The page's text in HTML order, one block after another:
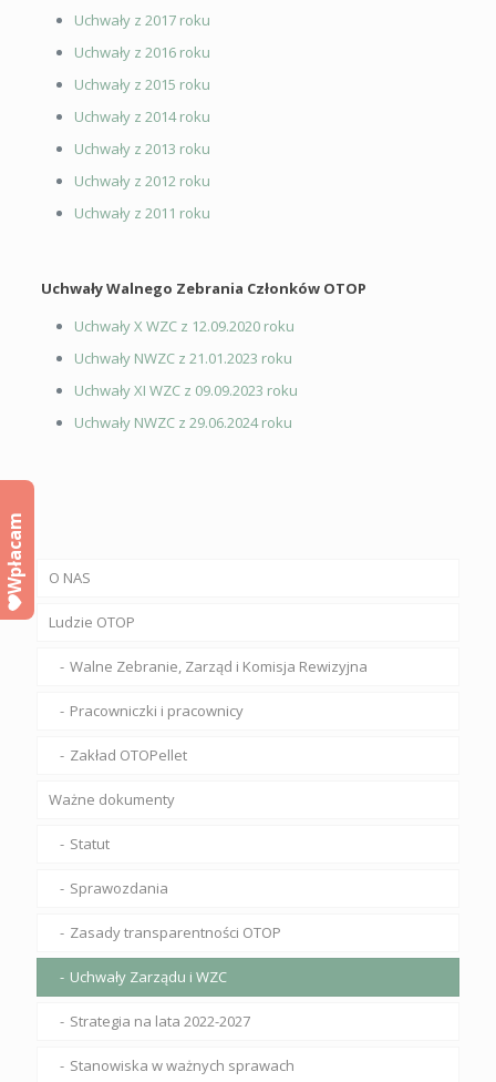
Uchwały z 2017 roku
Uchwały z 2016 roku
Uchwały z 2015 roku
Uchwały z 2014 roku
Uchwały z 2013 roku
Uchwały z 2012 roku
Uchwały z 2011 roku
Uchwały Walnego Zebrania Członków OTOP
Uchwały X WZC z 12.09.2020 roku
Uchwały NWZC z 21.01.2023 roku
Uchwały XI WZC z 09.09.2023 roku
Uchwały NWZC z 29.06.2024 roku
O NAS
Ludzie OTOP
Walne Zebranie, Zarząd i Komisja Rewizyjna
Pracowniczki i pracownicy
Zakład OTOPellet
Ważne dokumenty
Statut
Sprawozdania
Zasady transparentności OTOP
Uchwały Zarządu i WZC
Strategia na lata 2022-2027
Stanowiska w ważnych sprawach
Wpłacam